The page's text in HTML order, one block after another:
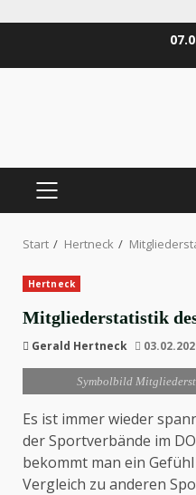
PRIMÄRES
Start Hertneck
Hertneck
Mitgliederstatistik
Gerald Hertneck
Symbolbild
Es ist immer wieder
der Sportverbände im
bekommt man ein
Vergleich zu anderen